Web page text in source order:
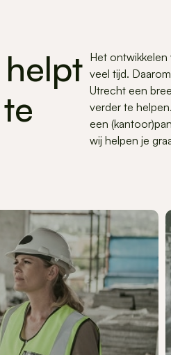
Het
veel tijd.
Utrecht een
verder te
een
wij helpen je